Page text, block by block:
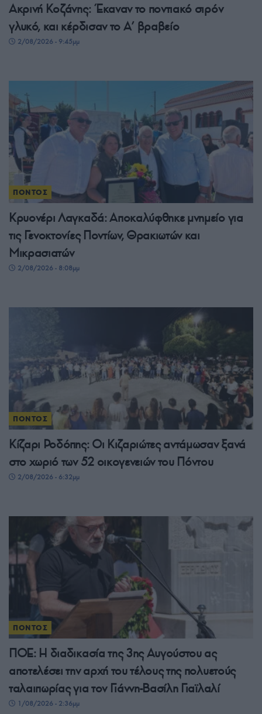
Ακρινή Κοζάνης: Έκαναν το ποντιακό σιρόν
γλυκό, και κέρδισαν το A’ βραβείο
2/08/2026 - 9:45μμ
ΠΟΝΤΟΣ
Κρυονέρι Λαγκαδά: Αποκαλύφθηκε μνημείο για
τις Γενοκτονίες Ποντίων, Θρακιωτών και
Μικρασιατών
2/08/2026 - 8:08μμ
ΠΟΝΤΟΣ
Κίζαρι Ροδόπης: Οι Κιζαριώτες αντάμωσαν ξανά
στο χωριό των 52 οικογενειών του Πόντου
2/08/2026 - 6:32μμ
ΠΟΝΤΟΣ
ΠΟΕ: Η διαδικασία της 3ης Αυγούστου ας
αποτελέσει την αρχή του τέλους της πολυετούς
ταλαιπωρίας για τον Γιάννη-Βασίλη Γιαϊλαλί
1/08/2026 - 2:36μμ